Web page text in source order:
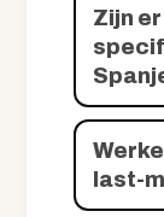
Zijn
last-